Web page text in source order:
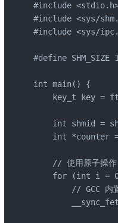
#include
#include <sys/
#include <sys/
#define SHM_SIZE
int main() {
key_t key =
int shmid =
int *counter
// 使用原子操
for (int i =
// GCC 内